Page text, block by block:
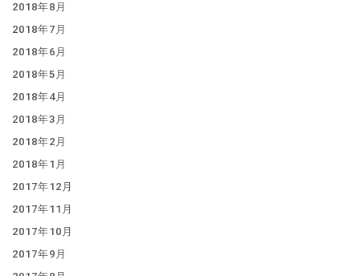
2018年8月
2018年7月
2018年6月
2018年5月
2018年4月
2018年3月
2018年2月
2018年1月
2017年12月
2017年11月
2017年10月
2017年9月